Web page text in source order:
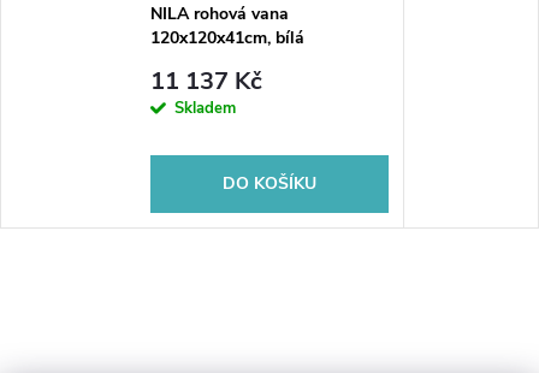
NILA rohová vana
120x120x41cm, bílá
11 137 Kč
Skladem
DO KOŠÍKU